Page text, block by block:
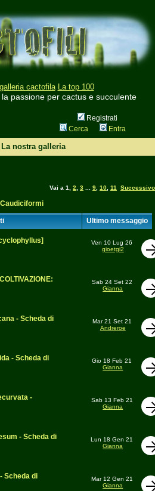
cactofila La top 100
passione per cactus e succulente
Registrati
Cerca Entra
La nostra galleria
Vai a 1 2 3 9 10 11 Successivo
Caudiciformi
Ultimo messaggio
Ven 10 Lug 26
gioetgi2
Sab 24 Set 22
Gianna
- Scheda di
Mar 21 Set 21
Andreroe
- Scheda di
Gio 18 Feb 21
Gianna
-
Sab 13 Feb 21
Gianna
- Scheda di
Lun 18 Gen 21
Gianna
Scheda di
Mar 12 Gen 21
Gianna